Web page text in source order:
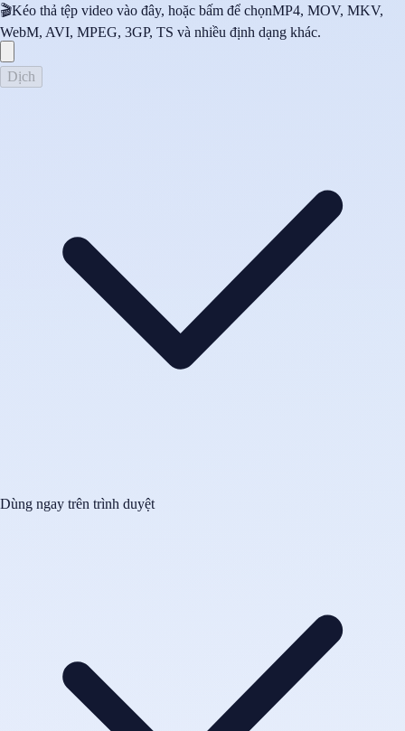
🎬Kéo thả tệp video vào đây, hoặc bấm để chọnMP4, MOV, MKV,
WebM, AVI, MPEG, 3GP, TS và nhiều định dạng khác.
Dịch
Dùng ngay trên trình duyệt